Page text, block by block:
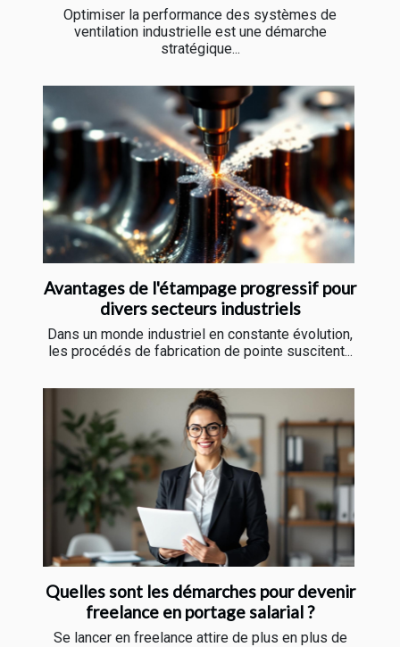
Optimiser la performance des systèmes de
ventilation industrielle est une démarche
stratégique...
Avantages de l'étampage progressif pour
divers secteurs industriels
Dans un monde industriel en constante évolution,
les procédés de fabrication de pointe suscitent...
Quelles sont les démarches pour devenir
freelance en portage salarial ?
Se lancer en freelance attire de plus en plus de